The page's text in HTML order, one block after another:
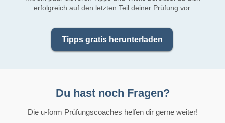
erfolgreich auf den letzten Teil deiner Prüfung vor.
Tipps gratis herunterladen
Du hast noch Fragen?
Die u-form Prüfungscoaches helfen dir gerne weiter!